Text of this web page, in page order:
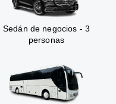
Sedán de negocios - 3
personas